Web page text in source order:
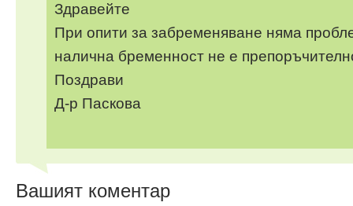
Здравейте
При опити за забременяване няма
налична бременност не е
Поздрави
Д-р Паскова
Вашият коментар